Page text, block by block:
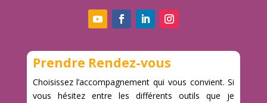
Prendre Rendez-vous
Choisissez l’accompagnement qui vous convient. Si
vous hésitez entre les différents outils que je